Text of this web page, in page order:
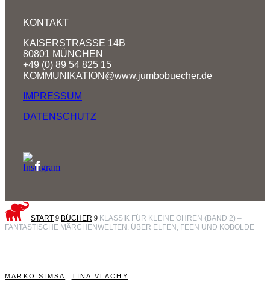
KONTAKT
KAISERSTRASSE 14B
80801 MÜNCHEN
+49 (0) 89 54 825 15
KOMMUNIKATION@www.jumbobuecher.de
IMPRESSUM
DATENSCHUTZ
START 9 BÜCHER 9 KLASSIK FÜR KLEINE OHREN (BAND 2) –
FANTASTISCHE MÄRCHENWELTEN. ÜBER ELFEN, FEEN UND KOBOLDE
MARKO SIMSA TINA VLACHY